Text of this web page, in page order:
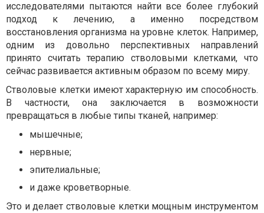
исследователями пытаются найти все более глубокий
подход к лечению, а именно посредством
восстановления организма на уровне клеток. Например,
одним из довольно перспективных направлений
принято считать терапию стволовыми клетками, что
сейчас развивается активным образом по всему миру.
Стволовые клетки имеют характерную им способность.
В частности, она заключается в возможности
превращаться в любые типы тканей, например:
мышечные;
нервные;
эпителиальные;
и даже кроветворные.
Это и делает стволовые клетки мощным инструментом